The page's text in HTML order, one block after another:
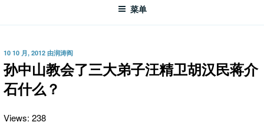
菜单
发
布
于
10 10 月, 2012 由润涛阎
孙中山教会了三大弟子汪精卫胡汉民蒋介
石什么？
Views: 238